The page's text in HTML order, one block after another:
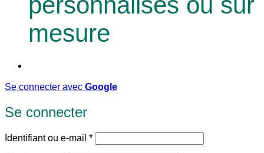
mesure
Se connecter avec Google
Se connecter
Identifiant ou e-mail *Obligatoire